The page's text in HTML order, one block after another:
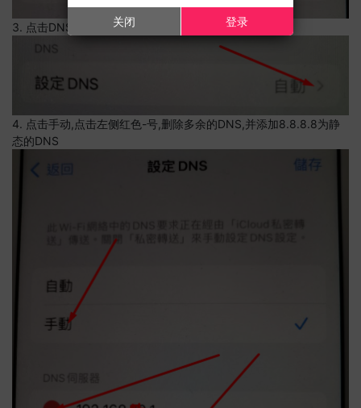
3. 点击DNS设置
4. 点击手动,点击左侧红色-号,删除多余的DNS,并添加8.8.8.8为静
态的DNS
关闭 登录